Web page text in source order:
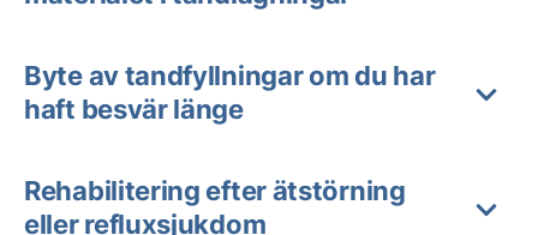
Byte av tandfyllningar om du har
haft besvär länge
Rehabilitering efter ätstörning
eller refluxsjukdom